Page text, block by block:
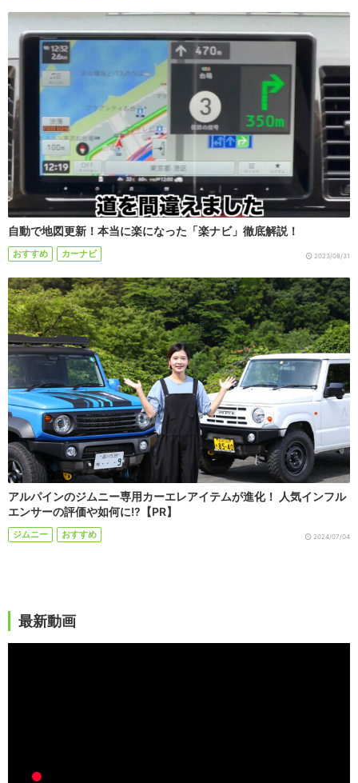
自動で地図更新！本当に楽になった「楽ナビ」徹底解説！
おすすめ カーナビ 2023/08/31
アルパインのジムニー専用カーエレアイテムが進化！ 人気インフル
エンサーの評価や如何に!?【PR】
ジムニー おすすめ 2024/07/04
最新動画